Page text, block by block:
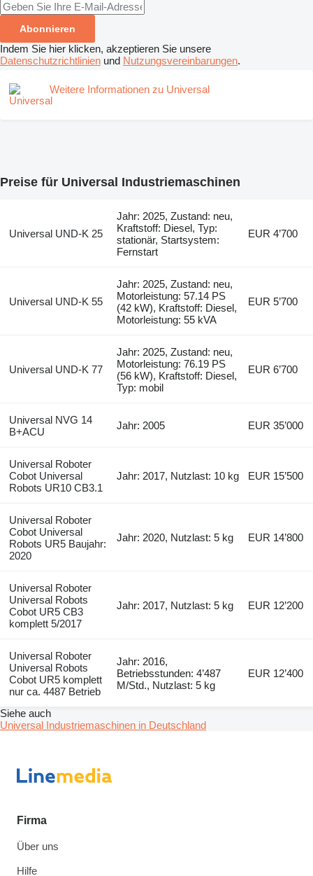
Abonnieren
Indem Sie hier klicken, akzeptieren Sie unsere
Datenschutzrichtlinien und Nutzungsvereinbarungen.
Weitere Informationen zu Universal
Preise für Universal Industriemaschinen
Universal UND-K 25
Jahr: 2025, Zustand: neu,
Kraftstoff: Diesel, Typ:
stationär, Startsystem:
Fernstart
EUR 4’700
Universal UND-K 55
Jahr: 2025, Zustand: neu,
Motorleistung: 57.14 PS
(42 kW), Kraftstoff: Diesel,
Motorleistung: 55 kVA
EUR 5’700
Universal UND-K 77
Jahr: 2025, Zustand: neu,
Motorleistung: 76.19 PS
(56 kW), Kraftstoff: Diesel,
Typ: mobil
EUR 6’700
Universal NVG 14
B+ACU
Jahr: 2005 EUR 35’000
Universal Roboter
Cobot Universal
Robots UR10 CB3.1
Jahr: 2017, Nutzlast: 10 kg EUR 15’500
Universal Roboter
Cobot Universal
Robots UR5 Baujahr:
2020
Jahr: 2020, Nutzlast: 5 kg EUR 14’800
Universal Roboter
Universal Robots
Cobot UR5 CB3
komplett 5/2017
Jahr: 2017, Nutzlast: 5 kg EUR 12’200
Universal Roboter
Universal Robots
Cobot UR5 komplett
nur ca. 4487 Betrieb
Jahr: 2016,
Betriebsstunden: 4’487
M/Std., Nutzlast: 5 kg
EUR 12’400
Siehe auch
Universal Industriemaschinen in Deutschland
Firma
Über uns
Hilfe